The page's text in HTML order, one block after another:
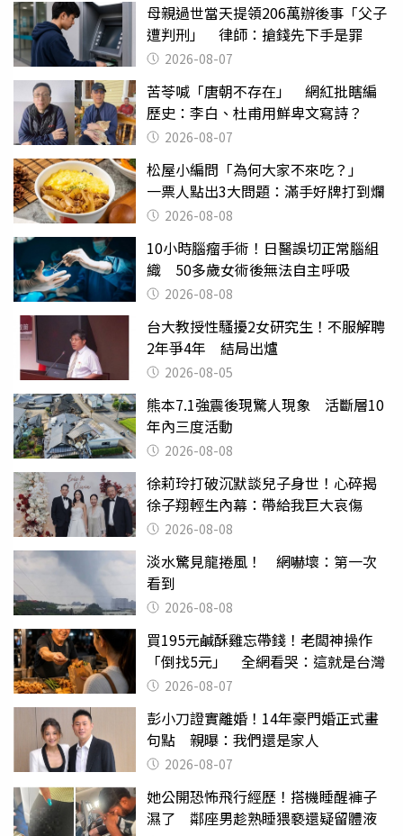
母親過世當天提領206萬辦後事「父子
遭判刑」 律師：搶錢先下手是罪
2026-08-07
苦苓喊「唐朝不存在」 網紅批瞎編
歷史：李白、杜甫用鮮卑文寫詩？
2026-08-07
松屋小編問「為何大家不來吃？」
一票人點出3大問題：滿手好牌打到爛
2026-08-08
10小時腦瘤手術！日醫誤切正常腦組
織 50多歲女術後無法自主呼吸
2026-08-08
台大教授性騷擾2女研究生！不服解聘
2年爭4年 結局出爐
2026-08-05
熊本7.1強震後現驚人現象 活斷層10
年內三度活動
2026-08-08
徐莉玲打破沉默談兒子身世！心碎揭
徐子翔輕生內幕：帶給我巨大哀傷
2026-08-08
淡水驚見龍捲風！ 網嚇壞：第一次
看到
2026-08-08
買195元鹹酥雞忘帶錢！老闆神操作
「倒找5元」 全網看哭：這就是台灣
2026-08-07
彭小刀證實離婚！14年豪門婚正式畫
句點 親曝：我們還是家人
2026-08-07
她公開恐怖飛行經歷！搭機睡醒褲子
濕了 鄰座男趁熟睡猥褻還疑留體液